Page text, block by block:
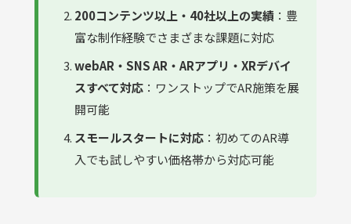
200コンテンツ以上・40社以上の実績 ：豊
富な制作経験でさまざまな課題に対応
webAR・SNS AR・ARアプリ・XRデバイ
スすべて対応 ：ワンストップでAR施策を展
開可能
スモールスタートに対応 ：初めてのAR導
入でも試しやすい価格帯から対応可能